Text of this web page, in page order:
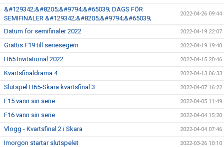
&#129342;&#8205;&#9794;&#65039; DAGS FÖR
SEMIFINALER &#129342;&#8205;&#9794;&#65039;
2022-04-26 09:44
Datum för semifinaler 2022 2022-04-19 22:07
Grattis F19 till seriesegern 2022-04-19 19:40
H65 Invitational 2022 2022-04-15 20:46
Kvartsfinaldrama 4 2022-04-13 06:33
Slutspel H65-Skara kvartsfinal 3 2022-04-07 16:22
F15 vann sin serie 2022-04-05 11:49
F16 vann sin serie 2022-04-04 15:20
Vlogg - Kvartsfinal 2 i Skara 2022-04-04 07:46
Imorgon startar slutspelet 2022-03-26 10:10